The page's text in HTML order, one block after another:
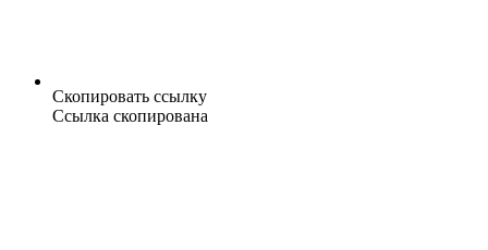
Скопировать ссылку
Ссылка скопирована